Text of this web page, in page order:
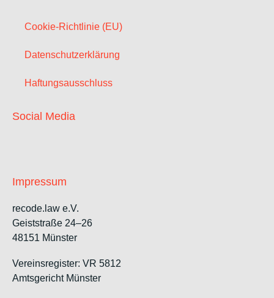
Cookie-Richtlinie (EU)
Datenschutzerklärung
Haftungsausschluss
Social Media
Impressum
recode.law e.V.
Geiststraße 24–26
48151 Münster
Vereinsregister: VR 5812
Amtsgericht Münster